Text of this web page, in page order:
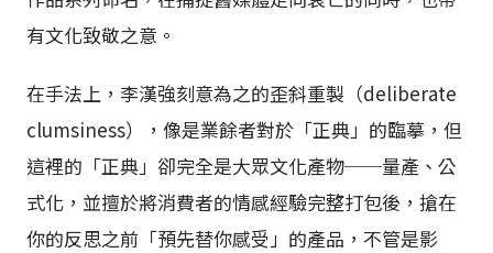
有文化致敬之意。
在手法上，李漢強刻意為之的歪斜重製（deliberate
clumsiness），像是業餘者對於「正典」的臨摹，但
這裡的「正典」卻完全是大眾文化產物──量產、公
式化，並擅於將消費者的情感經驗完整打包後，搶在
你的反思之前「預先替你感受」的產品，不管是影